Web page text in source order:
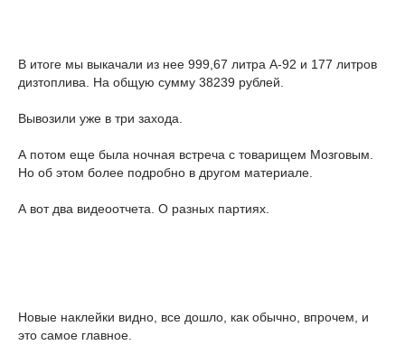
В итоге мы выкачали из нее 999,67 литра А-92 и 177 литров
дизтоплива. На общую сумму 38239 рублей.
Вывозили уже в три захода.
А потом еще была ночная встреча с товарищем Мозговым.
Но об этом более подробно в другом материале.
А вот два видеоотчета. О разных партиях.
Новые наклейки видно, все дошло, как обычно, впрочем, и
это самое главное.